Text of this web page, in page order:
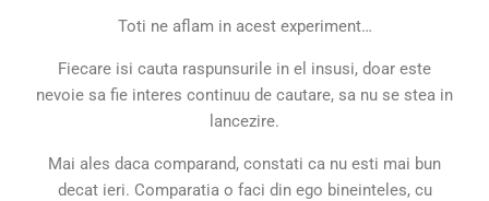
Toti ne aflam in acest experiment…
Fiecare isi cauta raspunsurile in el insusi, doar este
nevoie sa fie interes continuu de cautare, sa nu se stea in
lancezire.
Mai ales daca comparand, constati ca nu esti mai bun
decat ieri. Comparatia o faci din ego bineinteles, cu